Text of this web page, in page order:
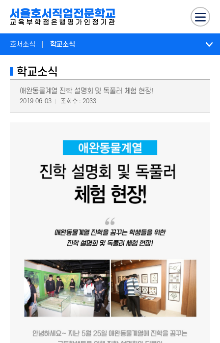
호서소식 학교소식
학교소식
애완동물계열 진학 설명회 및 독풀러 체험 현장!
2019-06-03 조회수 : 2033